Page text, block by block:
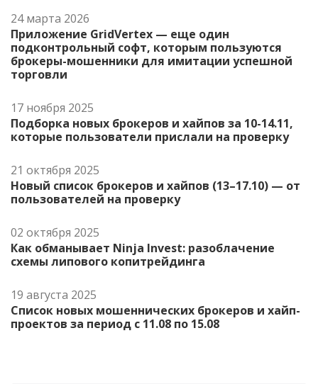
24 марта 2026
Приложение GridVertex — еще один
подконтрольный софт, которым пользуются
брокеры-мошенники для имитации успешной
торговли
17 ноября 2025
Подборка новых брокеров и хайпов за 10-14.11,
которые пользователи прислали на проверку
21 октября 2025
Новый список брокеров и хайпов (13–17.10) — от
пользователей на проверку
02 октября 2025
Как обманывает Ninja Invest: разоблачение
схемы липового копитрейдинга
19 августа 2025
Список новых мошеннических брокеров и хайп-
проектов за период с 11.08 по 15.08